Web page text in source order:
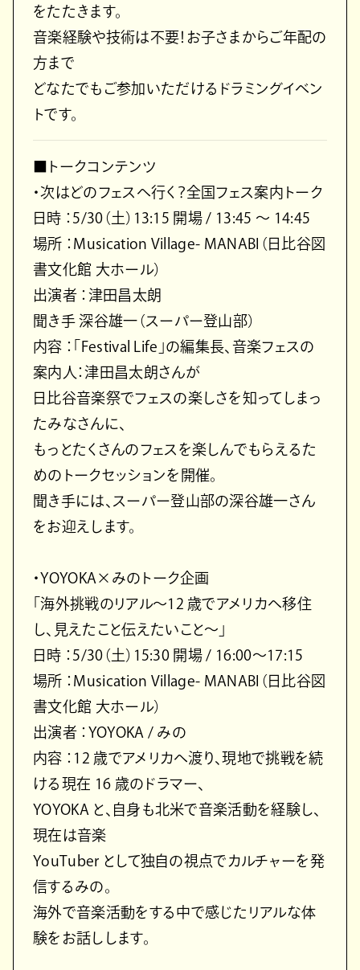
をたたきます。
音楽経験や技術は不要！お子さまからご年配の
方まで
どなたでもご参加いただけるドラミングイベン
トです。
■トークコンテンツ
・次はどのフェスへ行く？全国フェス案内トーク
日時 ：5/30（土）13:15 開場 / 13:45 〜 14:45
場所 ：Musication Village- MANABI（日比谷図
書文化館 大ホール）
出演者 ：津田昌太朗
聞き手 深谷雄一（スーパー登山部）
内容 ：「Festival Life」の編集長、音楽フェスの
案内人：津田昌太朗さんが
日比谷音楽祭でフェスの楽しさを知ってしまっ
たみなさんに、
もっとたくさんのフェスを楽しんでもらえるた
めのトークセッションを開催。
聞き手には、スーパー登山部の深谷雄一さん
をお迎えします。
・YOYOKA×みのトーク企画
「海外挑戦のリアル〜12 歳でアメリカへ移住
し、見えたこと伝えたいこと〜」
日時 ：5/30（土）15:30 開場 / 16:00〜17:15
場所 ：Musication Village- MANABI（日比谷図
書文化館 大ホール）
出演者 ：YOYOKA / みの
内容 ：12 歳でアメリカへ渡り、現地で挑戦を続
ける現在 16 歳のドラマー、
YOYOKA と、自身も北米で音楽活動を経験し、
現在は音楽
YouTuber として独自の視点でカルチャーを発
信するみの。
海外で音楽活動をする中で感じたリアルな体
験をお話しします。